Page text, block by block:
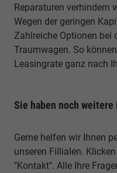
Reparaturen verhindern
Wegen der geringen
Zahlreiche Optionen bei
Traumwagen. So
Leasingrate ganz nach
Sie haben noch weitere
Gerne helfen wir Ihnen
unseren Fillialen.
"Kontakt". Alle Ihre